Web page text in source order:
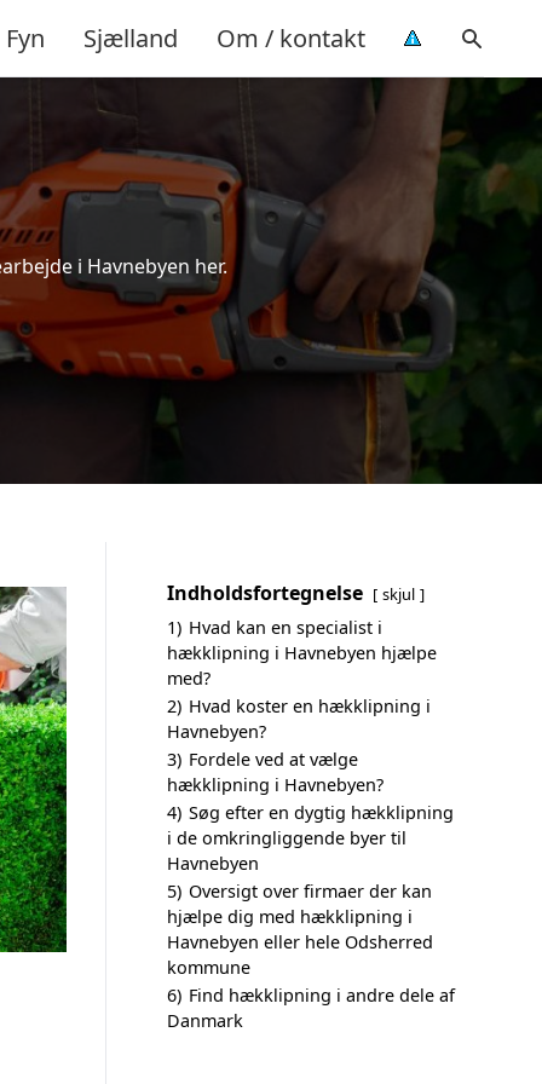
Fyn Sjælland Om / kontakt
i Havnebyen her.
Indholdsfortegnelse skjul
1) Hvad kan en specialist i
hækklipning i Havnebyen hjælpe
med?
2) Hvad koster en hækklipning i
Havnebyen?
3) Fordele ved at vælge
hækklipning i Havnebyen?
4) Søg efter en dygtig hækklipning
i de omkringliggende byer til
Havnebyen
5) Oversigt over firmaer der kan
hjælpe dig med hækklipning i
Havnebyen eller hele Odsherred
kommune
6) Find hækklipning i andre dele af
Danmark